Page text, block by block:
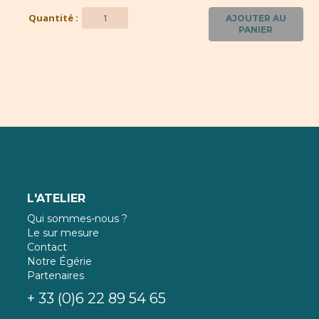
AJOUTER AU
PANIER
Quantité :
L'ATELIER
Qui sommes-nous ?
Le sur mesure
Contact
Notre Égérie
Partenaires
+ 33 (0)6 22 89 54 65